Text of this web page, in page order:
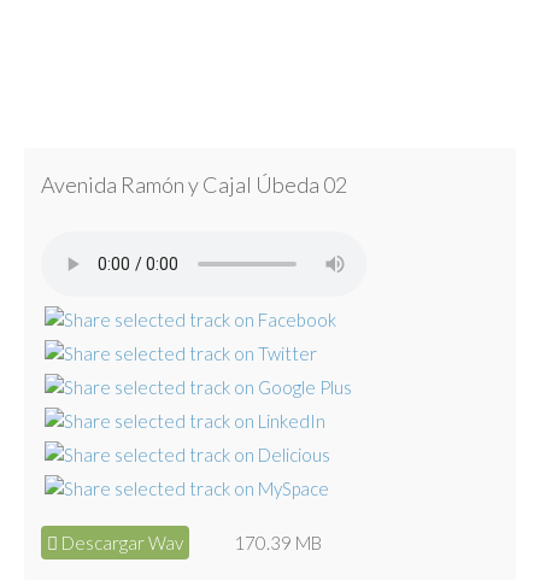
Avenida Ramón y Cajal Úbeda 02
Descargar Wav 170.39 MB